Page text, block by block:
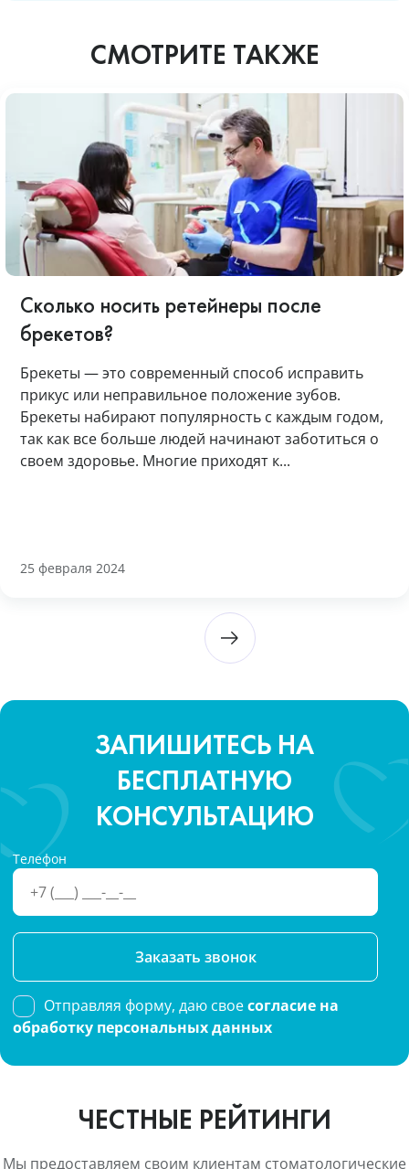
СМОТРИТЕ ТАКЖЕ
Сколько носить ретейнеры после
брекетов?
Брекеты — это современный способ исправить
прикус или неправильное положение зубов.
Брекеты набирают популярность с каждым годом,
так как все больше людей начинают заботиться о
своем здоровье. Многие приходят к...
25 февраля 2024
ЗАПИШИТЕСЬ НА
БЕСПЛАТНУЮ
КОНСУЛЬТАЦИЮ
Телефон
Please
this
field
empty.
Отправляя форму, даю своесогласие на
обработку персональных данных
ЧЕСТНЫЕ РЕЙТИНГИ
Мы предоставляем своим клиентам стоматологические